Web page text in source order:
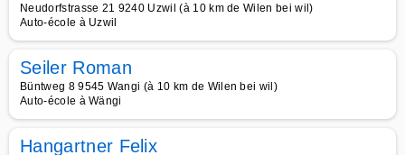
Neudorfstrasse 21 9240 Uzwil (à 10 km de Wilen bei wil)
Auto-école à Uzwil
Seiler Roman
Büntweg 8 9545 Wangi (à 10 km de Wilen bei wil)
Auto-école à Wängi
Hangartner Felix